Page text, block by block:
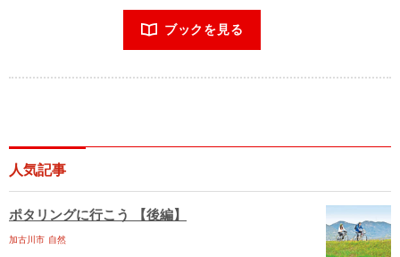
ブックを見る
人気記事
ポタリングに行こう 【後編】
加古川市 自然